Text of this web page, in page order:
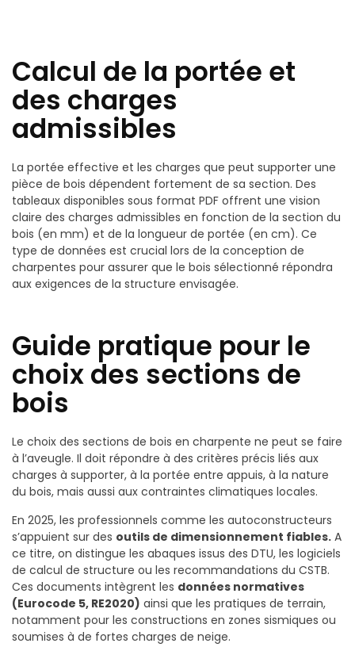
Calcul de la portée et
des charges
admissibles
La portée effective et les charges que peut supporter une
pièce de bois dépendent fortement de sa section. Des
tableaux disponibles sous format PDF offrent une vision
claire des charges admissibles en fonction de la section du
bois (en mm) et de la longueur de portée (en cm). Ce
type de données est crucial lors de la conception de
charpentes pour assurer que le bois sélectionné répondra
aux exigences de la structure envisagée.
Guide pratique pour le
choix des sections de
bois
Le choix des sections de bois en charpente ne peut se faire
à l’aveugle. Il doit répondre à des critères précis liés aux
charges à supporter, à la portée entre appuis, à la nature
du bois, mais aussi aux contraintes climatiques locales.
En 2025, les professionnels comme les autoconstructeurs
s’appuient sur des outils de dimensionnement fiables. A
ce titre, on distingue les abaques issus des DTU, les logiciels
de calcul de structure ou les recommandations du CSTB.
Ces documents intègrent les données normatives
(Eurocode 5, RE2020) ainsi que les pratiques de terrain,
notamment pour les constructions en zones sismiques ou
soumises à de fortes charges de neige.